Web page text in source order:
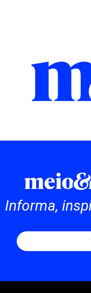
Informa,